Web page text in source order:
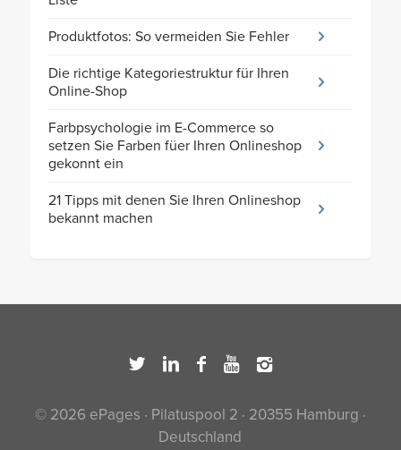
Produktfotos: So vermeiden Sie Fehler
Die richtige Kategoriestruktur für Ihren
Online-Shop
Farbpsychologie im E-Commerce so
setzen Sie Farben füer Ihren Onlineshop
gekonnt ein
21 Tipps mit denen Sie Ihren Onlineshop
bekannt machen
© 2026 ePages · Pilatuspool 2 · 20355 Hamburg ·
Deutschland